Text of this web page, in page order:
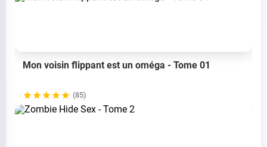
Mon voisin flippant est un oméga - Tome 01
(85)